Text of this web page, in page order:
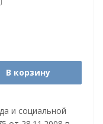
В корзину
и социальной